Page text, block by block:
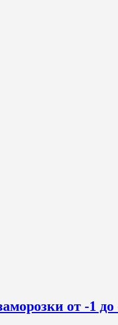
от -1 до